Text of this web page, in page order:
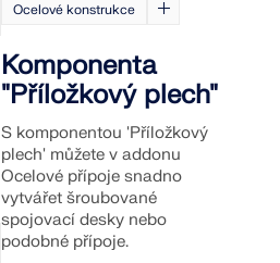
Ocelové konstrukce
Komponenta
"Příložkový plech"
S komponentou 'Příložkový
plech' můžete v addonu
Ocelové přípoje snadno
vytvářet šroubované
spojovací desky nebo
podobné přípoje.